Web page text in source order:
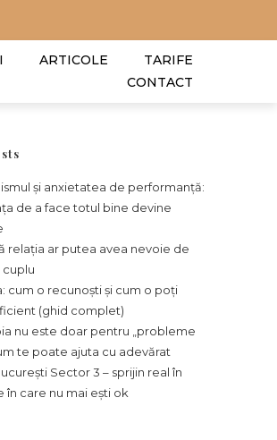
ARTICOLE
TARIFE
CONTACT
și anxietatea de performanță:
de a face totul bine devine
relația ar putea avea nevoie de
cum o recunoști și cum o poți
(ghid complet)
nu este doar pentru „probleme
te poate ajuta cu adevărat
Sector 3 – sprijin real în
în care nu mai ești ok